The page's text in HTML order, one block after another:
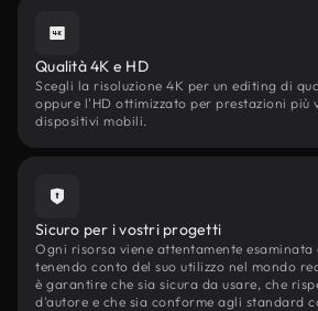
Qualità 4K e HD
Scegli la risoluzione 4K per un editing di
oppure l'HD ottimizzato per prestazioni più
dispositivi mobili.
Sicuro per i vostri progetti
Ogni risorsa viene attentamente
tenendo conto del suo utilizzo nel mondo
è garantire che sia sicura da usare, che
d'autore e che sia conforme agli standard